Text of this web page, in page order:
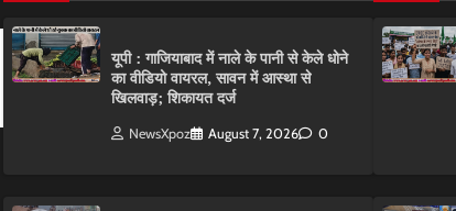
यूपी : गाजियाबाद में नाले के पानी से केले धोने
का वीडियो वायरल, सावन में आस्था से
खिलवाड़; शिकायत दर्ज
NewsXpoz August 7, 2026 0